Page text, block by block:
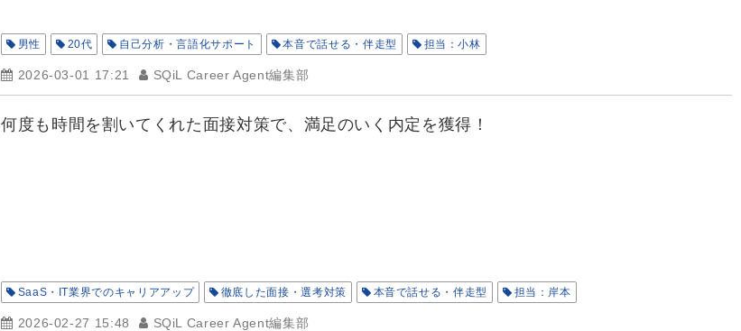
男性 20代 自己分析・言語化サポート 本音で話せる・伴走型 担当：小林
2026-03-01 17:21 SQiL Career Agent編集部
何度も時間を割いてくれた面接対策で、満足のいく内定を獲得！
SaaS・IT業界でのキャリアアップ 徹底した面接・選考対策 本音で話せる・伴走型 担当：岸本
2026-02-27 15:48 SQiL Career Agent編集部